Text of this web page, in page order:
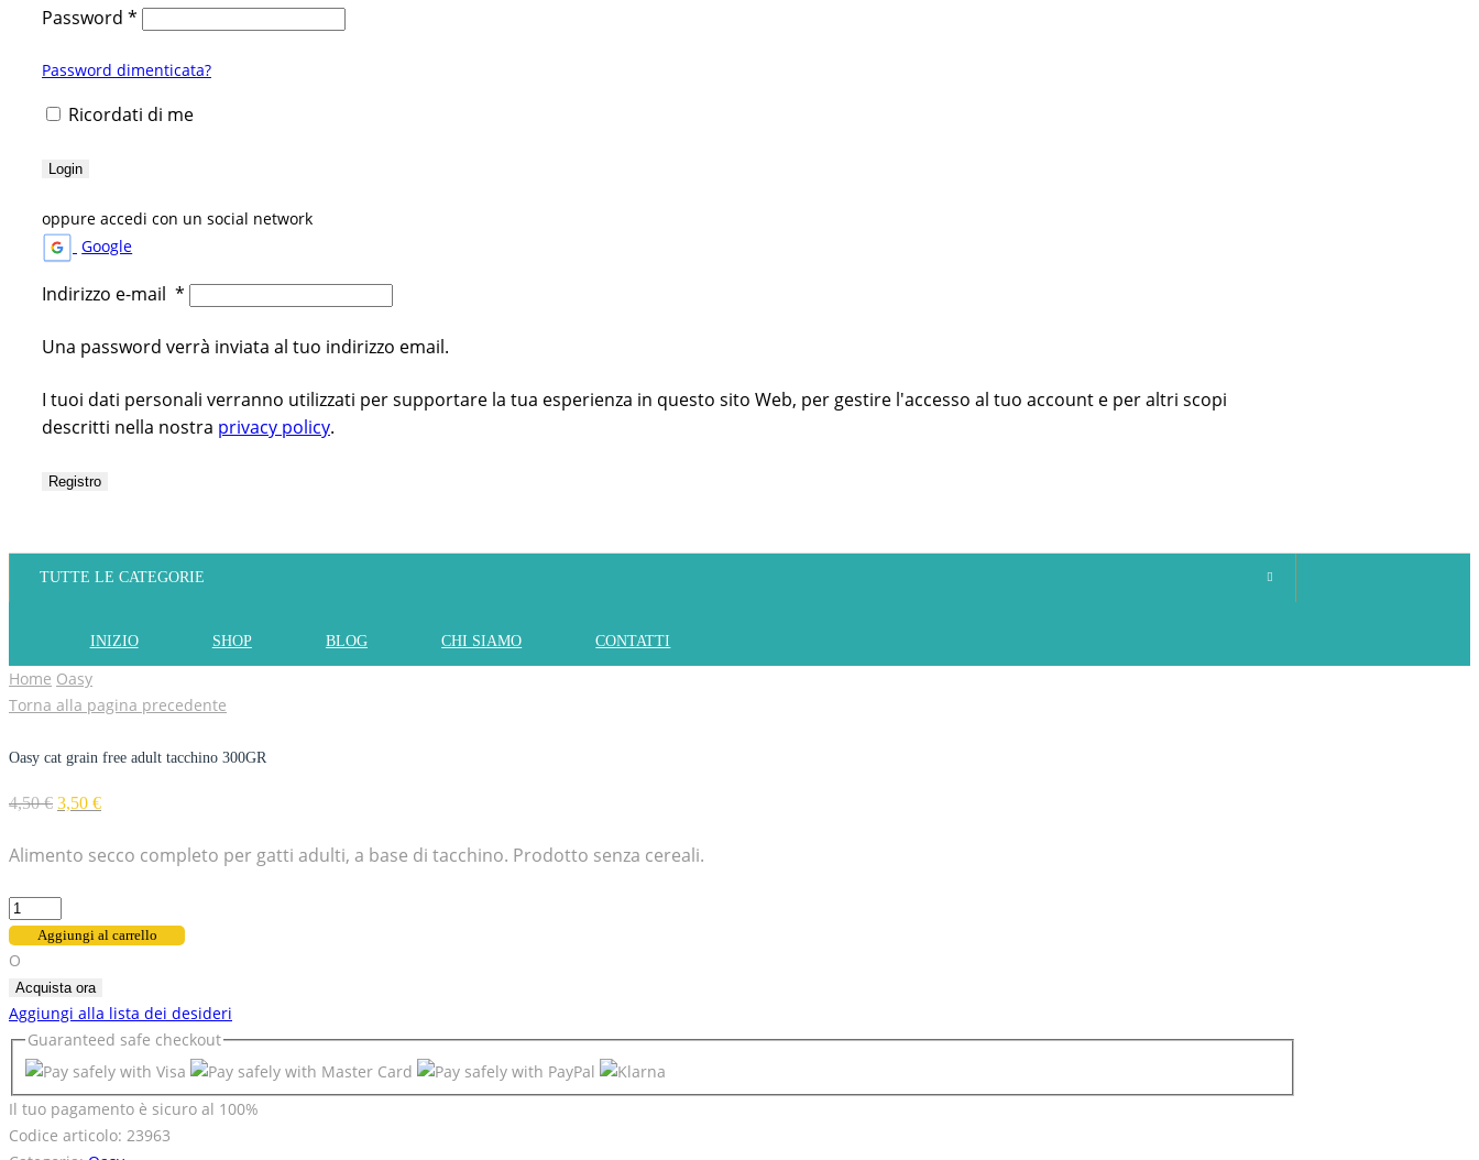
Password *
Password dimenticata?
Ricordati di me
Login
oppure accedi con un social network
Google
Indirizzo e-mail *
Una password verrà inviata al tuo indirizzo email.
I tuoi dati personali verranno utilizzati per supportare la tua esperienza in questo sito Web, per gestire l'accesso al tuo account e per altri scopi
descritti nella nostra privacy policy.
Registro
TUTTE LE CATEGORIE
INIZIO SHOP BLOG CHI SIAMO CONTATTI
Home Oasy
Torna alla pagina precedente
Oasy cat grain free adult tacchino 300GR
4,50€ 3,50 €
Alimento secco completo per gatti adulti, a base di tacchino. Prodotto senza cereali.
Aggiungi al carrello
O
Acquista ora
Aggiungi alla lista dei desideri
Guaranteed safe checkout
Il tuo pagamento è sicuro al 100%
Codice articolo: 23963